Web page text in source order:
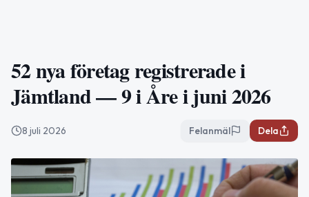
52 nya företag registrerade i
Jämtland — 9 i Åre i juni 2026
8 juli 2026 Felanmäl Dela